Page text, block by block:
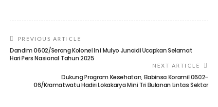
PREVIOUS ARTICLE
Dandim 0602/Serang Kolonel Inf Mulyo Junaidi Ucapkan Selamat
Hari Pers Nasional Tahun 2025
NEXT ARTICLE
Dukung Program Kesehatan, Babinsa Koramil 0602-
06/Kramatwatu Hadiri Lokakarya Mini Tri Bulanan Lintas Sektor